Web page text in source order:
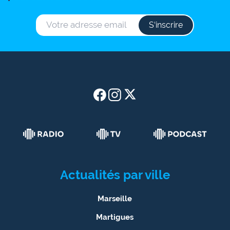
S‘inscrire
Actualités par ville
Marseille
Martigues